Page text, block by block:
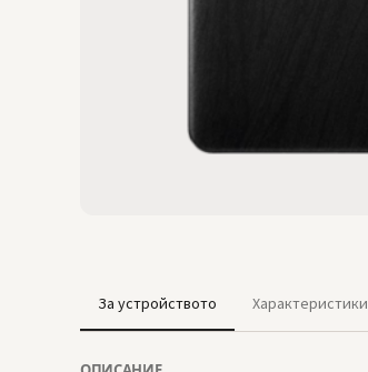
За устройството Характеристики